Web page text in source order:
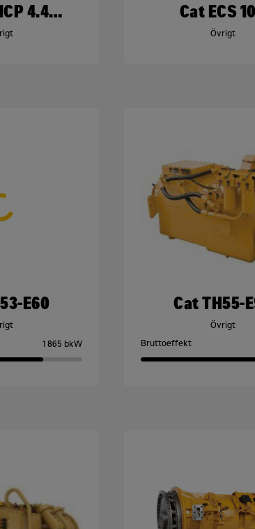
4.4
Cat ECS
Övrigt
E60
1 865 bkW
Cat TH55-
Övrigt
Bruttoeffekt